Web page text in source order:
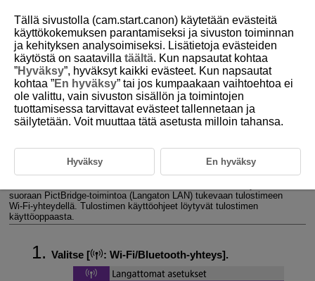
D101-147
Yhdistäminen tulostimeenWi-Fin
kautta
Tulostusasetukset
suoraan PictBridge-toimintoa (Langaton LAN) tukevaan tulostimeen
Wi-Fi-yhteydellä. Tulostimen käyttöohjeet löytyvät tulostimen
käyttöoppaasta.
Valitse [ : Wi-Fi/Bluetooth-yhteys].
Tällä sivustolla (cam.start.canon) käytetään evästeitä
käyttökokemuksen parantamiseksi ja sivuston toiminnan
ja kehityksen analysoimiseksi. Lisätietoja evästeiden
käytöstä on saatavilla täältä. Kun napsautat kohtaa
”Hyväksy”, hyväksyt kaikki evästeet. Kun napsautat
kohtaa ”En hyväksy” tai jos kumpaakaan vaihtoehtoa ei
ole valittu, vain sivuston sisällön ja toimintojen
tuottamisessa tarvittavat evästeet tallennetaan ja
säilytetään. Voit muuttaa tätä asetusta milloin tahansa.
Hyväksy En hyväksy